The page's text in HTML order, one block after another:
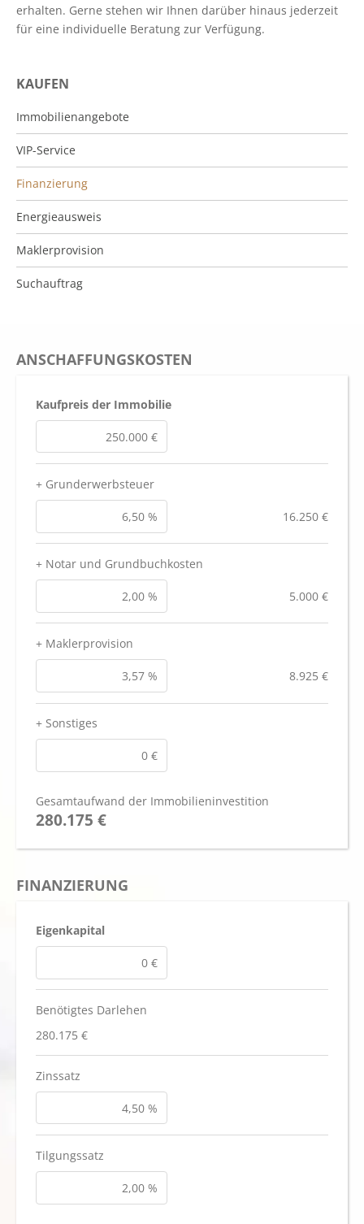
KAUFEN
Immobilienangebote
VIP-Service
Finanzierung
Energieausweis
Maklerprovision
Suchauftrag
erhalten. Gerne stehen wir Ihnen darüber hinaus jederzeit
für eine individuelle Beratung zur Verfügung.
ANSCHAFFUNGSKOSTEN
Kaufpreis der Immobilie
+ Grunderwerbsteuer
16.250 €
+ Notar und Grundbuchkosten
5.000 €
+ Maklerprovision
8.925 €
+ Sonstiges
Gesamtaufwand der Immobilieninvestition
280.175 €
FINANZIERUNG
Eigenkapital
Benötigtes Darlehen
280.175 €
Zinssatz
Tilgungssatz